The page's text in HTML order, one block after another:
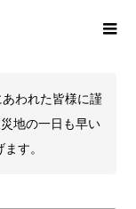
われた皆様に謹
地の一日も早い
す。